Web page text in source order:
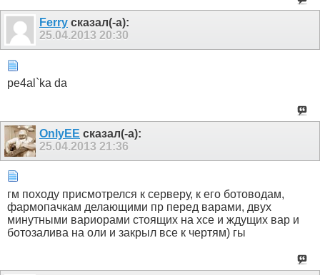
Ferry сказал(-а):
25.04.2013 20:30
pe4al`ka da
OnlyEE сказал(-а):
25.04.2013 21:36
гм походу присмотрелся к серверу, к его ботоводам,
фармопачкам делающими пр перед варами, двух
минутными вариорами стоящих на хсе и ждущих вар и
ботозалива на оли и закрыл все к чертям) гы